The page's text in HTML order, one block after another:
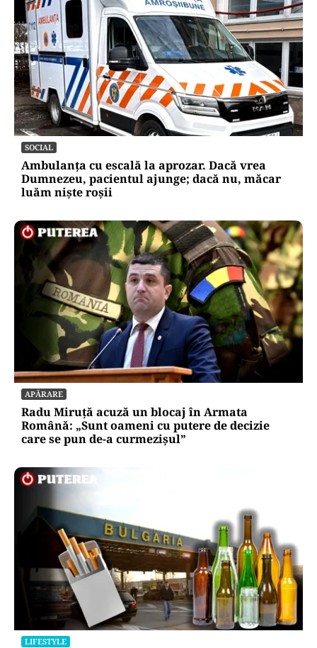
SOCIAL
Ambulanța cu escală la aprozar. Dacă vrea
Dumnezeu, pacientul ajunge; dacă nu, măcar
luăm niște roșii
APĂRARE
Radu Miruță acuză un blocaj în Armata
Română: „Sunt oameni cu putere de decizie
care se pun de-a curmezișul”
LIFESTYLE